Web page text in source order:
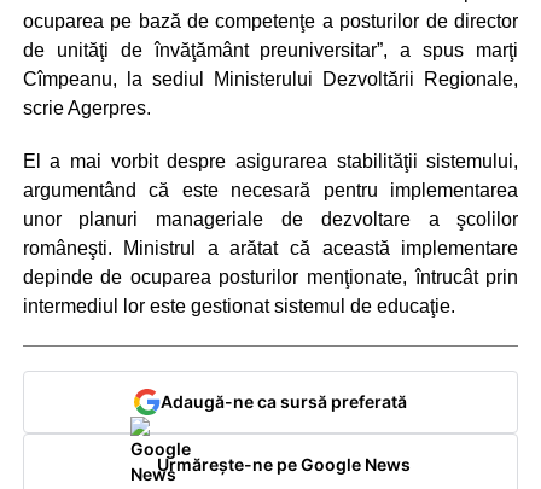
ocuparea pe bază de competenţe a posturilor de director
de unităţi de învăţământ preuniversitar”, a spus marţi
Cîmpeanu, la sediul Ministerului Dezvoltării Regionale,
scrie Agerpres.
El a mai vorbit despre asigurarea stabilităţii sistemului,
argumentând că este necesară pentru implementarea
unor planuri manageriale de dezvoltare a şcolilor
româneşti. Ministrul a arătat că această implementare
depinde de ocuparea posturilor menţionate, întrucât prin
intermediul lor este gestionat sistemul de educaţie.
Adaugă-ne ca sursă preferată
Urmărește-ne pe Google News